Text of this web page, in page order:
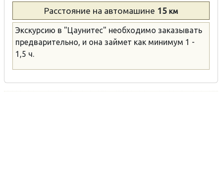
Расстояние на автомашине 15 км
Экскурсию в "Цаунитес" необходимо заказывать
предварительно, и она займет как минимум 1 -
1,5 ч.